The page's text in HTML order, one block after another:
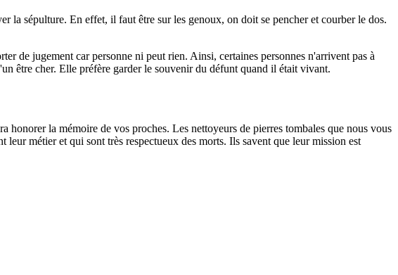
la sépulture. En effet, il faut être sur les genoux, on doit se pencher et courber le dos.
de jugement car personne ni peut rien. Ainsi, certaines personnes n'arrivent pas à
être cher. Elle préfère garder le souvenir du défunt quand il était vivant.
la mémoire de vos proches. Les nettoyeurs de pierres tombales que nous vous
métier et qui sont très respectueux des morts. Ils savent que leur mission est